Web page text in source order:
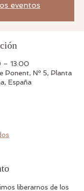
eventos
– 13:00
Ponent, Nº 5, Planta
España
liberarnos de los